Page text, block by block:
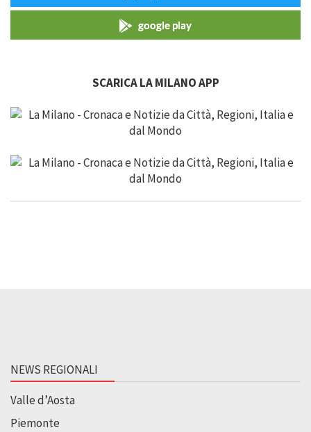
google play
SCARICA LA MILANO APP
NEWS REGIONALI
Valle d’Aosta
Piemonte